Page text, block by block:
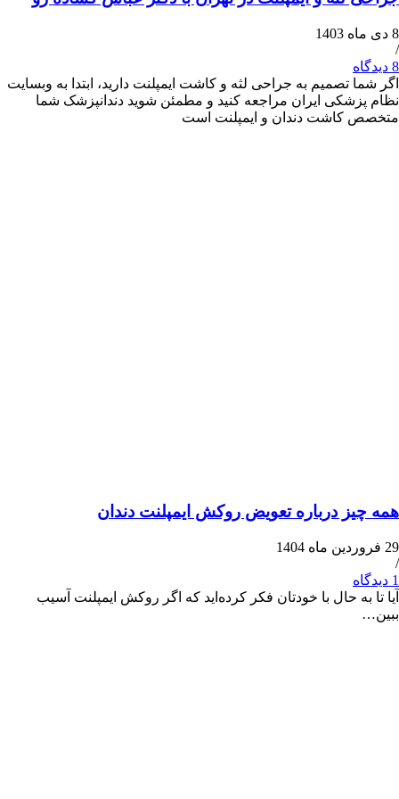
تصمیم به جراحی لثه و کاشت ایمپلنت دارید، ابتدا به وبسایت
ایران مراجعه کنید و مطمئن شوید دندانپزشک شما
دندان و ایمپلنت است
درباره تعویض روکش ایمپلنت دندان
حال با خودتان فکر کرده‌اید که اگر روکش ایمپلنت آسیب